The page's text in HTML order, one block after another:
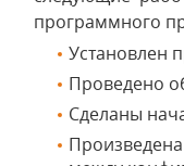
программного
Установлен
Проведено
Сделаны